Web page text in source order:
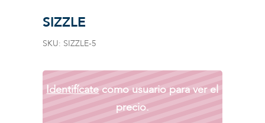
SIZZLE
SKU: SIZZLE-5
Identifícatecomo usuario para ver el
precio.